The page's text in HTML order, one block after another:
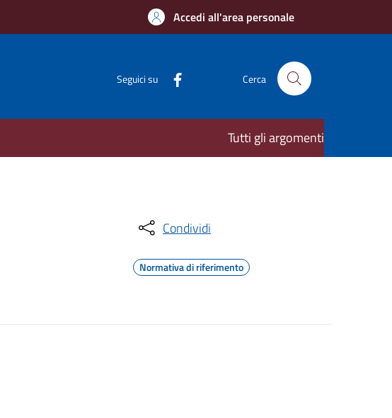
Accedi all'area personale
Seguici su Cerca
Tutti gli argomenti
Condividi
Normativa di riferimento